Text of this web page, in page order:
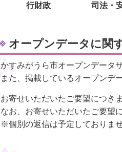
行財政 司法・
オープンデータに関
かすみがうら市オープンデータ
また、掲載しているオープンデ
お寄せいただいたご要望につき
なお、お寄せいただいたご要望
※個別の返信は予定しておりま